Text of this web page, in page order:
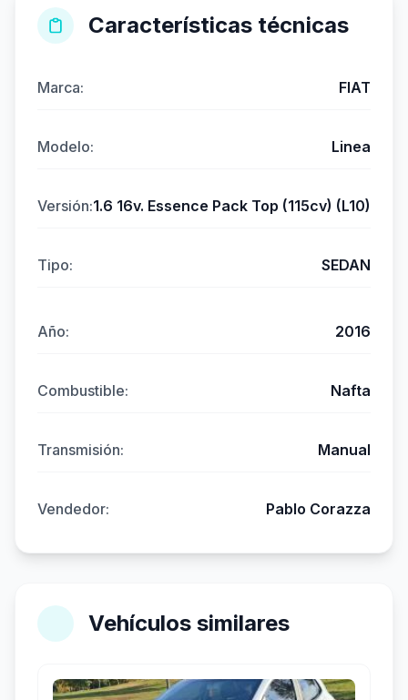
Características técnicas
Marca: FIAT
Modelo: Linea
Versión:1.6 16v. Essence Pack Top (115cv) (L10)
Tipo: SEDAN
Año: 2016
Combustible: Nafta
Transmisión: Manual
Vendedor: Pablo Corazza
Vehículos similares